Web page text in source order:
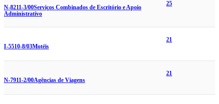
N-8211-3/00Serviços Combinados de Escritório e Apoio
Administrativo
25
I-5510-8/03Motéis
21
N-7911-2/00Agências de Viagens
21